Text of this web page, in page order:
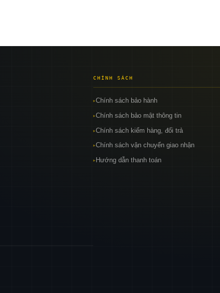
CHÍNH SÁCH
▸Chính sách bảo hành
▸Chính sách bảo mật thông tin
▸Chính sách kiểm hàng, đổi trả
▸Chính sách vận chuyển giao nhận
▸ Hướng dẫn thanh toán